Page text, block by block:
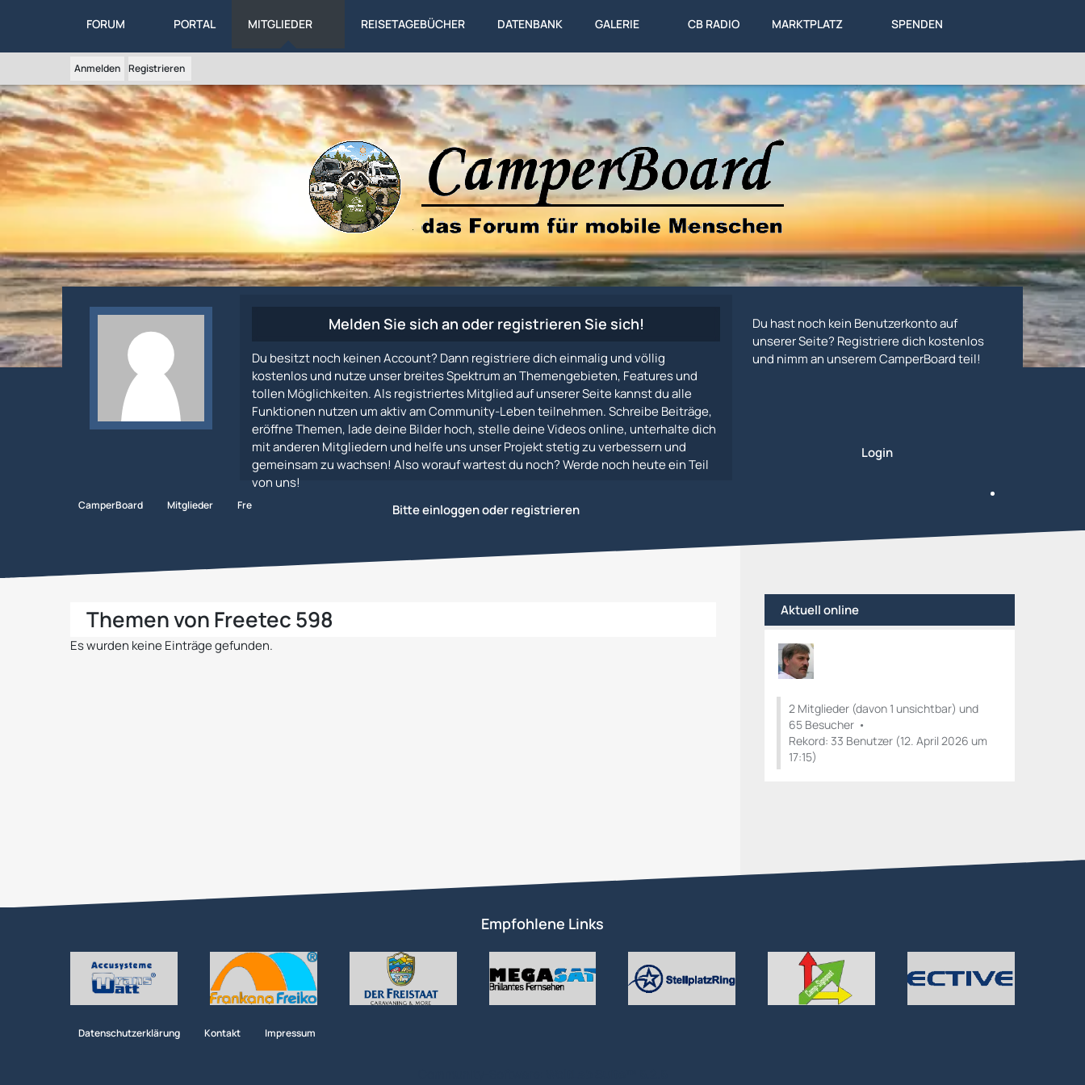
FORUM PORTAL MITGLIEDER REISETAGEBÜCHER DATENBANK GALERIE CB RADIO MARKTPLATZ SPENDEN
Anmelden Registrieren
Melden Sie sich an oder registrieren Sie sich!
Du besitzt noch keinen Account? Dann registriere dich einmalig und völlig
kostenlos und nutze unser breites Spektrum an Themengebieten, Features und
tollen Möglichkeiten. Als registriertes Mitglied auf unserer Seite kannst du alle
Funktionen nutzen um aktiv am Community-Leben teilnehmen. Schreibe Beiträge,
eröffne Themen, lade deine Bilder hoch, stelle deine Videos online, unterhalte dich
mit anderen Mitgliedern und helfe uns unser Projekt stetig zu verbessern und
gemeinsam zu wachsen! Also worauf wartest du noch? Werde noch heute ein Teil
von uns!
Bitte einloggen oder registrieren
Du hast noch kein Benutzerkonto auf
unserer Seite? Registriere dich kostenlos
und nimm an unserem CamperBoard teil!
Login
CamperBoard Mitglieder Freetec 598
Themen von Freetec 598
Es wurden keine Einträge gefunden.
Aktuell online
2 Mitglieder (davon 1 unsichtbar) und
65 Besucher
Rekord: 33 Benutzer (12. April 2026 um
17:15)
Empfohlene Links
Datenschutzerklärung Kontakt Impressum